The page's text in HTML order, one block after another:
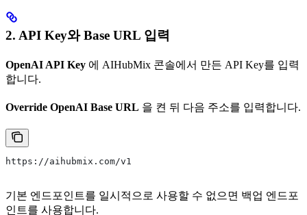
2. API Key와 Base URL 입력
OpenAI API Key 에 AIHubMix 콘솔에서 만든 API Key를 입력
합니다.
Override OpenAI Base URL 을 켠 뒤 다음 주소를 입력합니다.
https://aihubmix.com/v1
기본 엔드포인트를 일시적으로 사용할 수 없으면 백업 엔드포
인트를 사용합니다.